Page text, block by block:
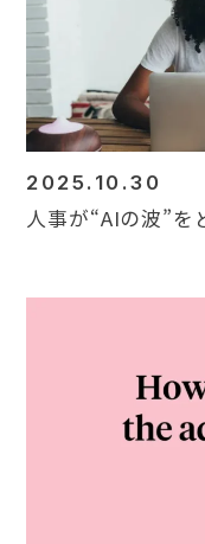
2025.10.30
人事が“AIの波”を